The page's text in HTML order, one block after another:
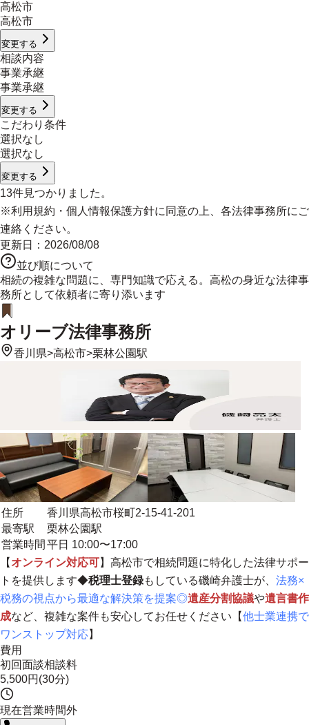
高松市
高松市
変更する
相談内容
事業承継
事業承継
変更する
こだわり条件
選択なし
選択なし
変更する
13件見つかりました。
※利用規約 ・ 個人情報保護方針に同意の上、各法律事務所にご
連絡ください。
更新日： 2026/08/08
並び順について
相続の複雑な問題に、専門知識で応える。高松の身近な法律事
務所として依頼者に寄り添います
オリーブ法律事務所
香川県>高松市>栗林公園駅
住所
香川県高松市桜町2-15-41-201
最寄駅
栗林公園駅
営業時間 平日 10:00〜17:00
【 オンライン対応可】高松市で相続問題に特化した法律サポー
トを提供します◆税理士登録もしている磯崎弁護士が、 法務×
税務の視点から最適な解決策を提案◎遺産分割協議や遺言書作
成など、複雑な案件も安心してお任せください【他士業連携で
ワンストップ対応】
費用
初回面談相談料
5,500円(30分)
現在営業時間外